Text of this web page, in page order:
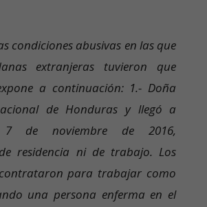
condiciones abusivas en las que
extranjeras tuvieron que
a continuación: 1.- Doña
de Honduras y llegó a
de noviembre de 2016,
residencia ni de trabajo. Los
para trabajar como
una persona enferma en el